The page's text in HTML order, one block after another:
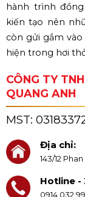
hành trình
kiến tạo nên
còn gửi gắm
hiện trong hơi
CÔNG TY
QUANG ANH
MST:
Địa chỉ:
143/12
Hotline -
0914 032